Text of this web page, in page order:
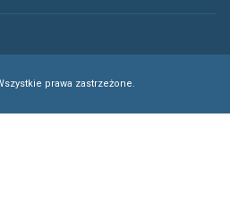
prawa zastrzeżone.